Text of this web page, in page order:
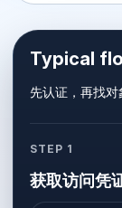
Typical
先认证，再找对
STEP 1
获取访问凭